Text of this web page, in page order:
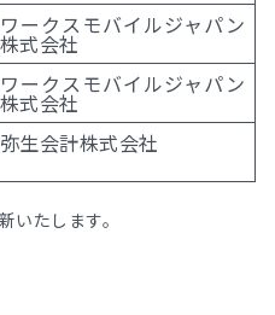
ワークスモバイルジャパン
株式会社
ワークスモバイルジャパン
株式会社
弥生会計株式会社
たします。